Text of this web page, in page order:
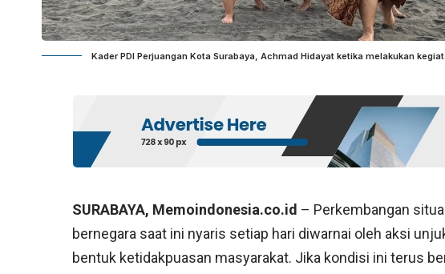
Kader PDI Perjuangan Kota Surabaya, Achmad Hidayat ketika melakukan
SURABAYA, Memoindonesia.co.id – Perkembangan
bernegara saat ini nyaris setiap hari diwarnai oleh aksi
bentuk ketidakpuasan masyarakat. Jika kondisi ini terus